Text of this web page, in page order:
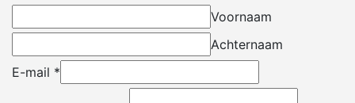
Voornaam
Achternaam
E-mail *